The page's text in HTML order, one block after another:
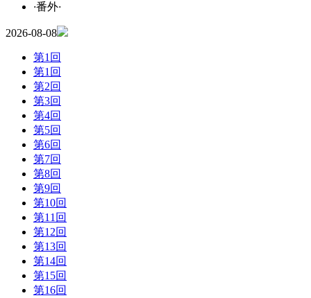
·番外·
2026-08-08
第1回
第1回
第2回
第3回
第4回
第5回
第6回
第7回
第8回
第9回
第10回
第11回
第12回
第13回
第14回
第15回
第16回